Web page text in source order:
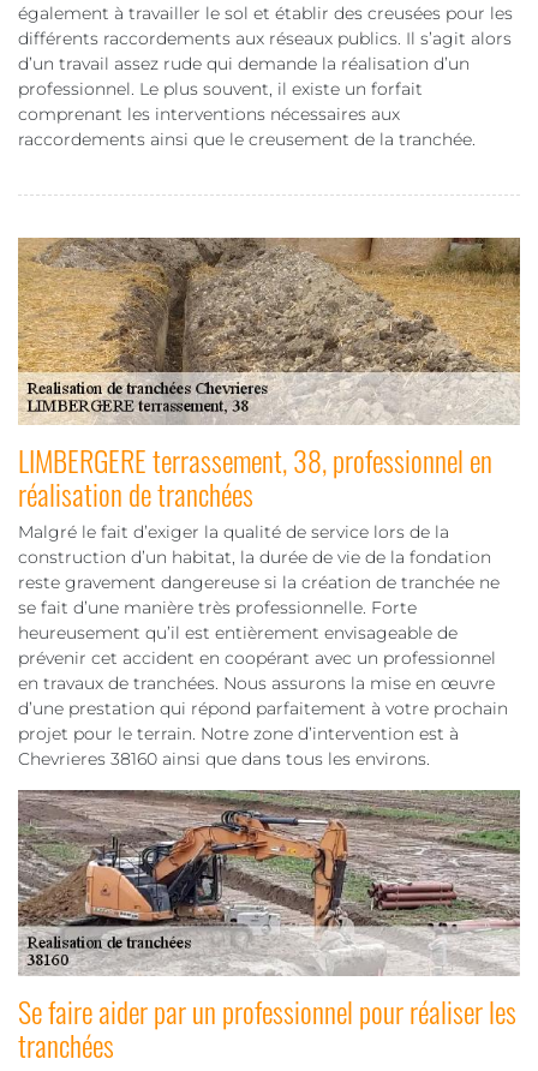
également à travailler le sol et établir des creusées pour les
différents raccordements aux réseaux publics. Il s’agit alors
d’un travail assez rude qui demande la réalisation d’un
professionnel. Le plus souvent, il existe un forfait
comprenant les interventions nécessaires aux
raccordements ainsi que le creusement de la tranchée.
LIMBERGERE terrassement, 38, professionnel en
réalisation de tranchées
Malgré le fait d’exiger la qualité de service lors de la
construction d’un habitat, la durée de vie de la fondation
reste gravement dangereuse si la création de tranchée ne
se fait d’une manière très professionnelle. Forte
heureusement qu’il est entièrement envisageable de
prévenir cet accident en coopérant avec un professionnel
en travaux de tranchées. Nous assurons la mise en œuvre
d’une prestation qui répond parfaitement à votre prochain
projet pour le terrain. Notre zone d’intervention est à
Chevrieres 38160 ainsi que dans tous les environs.
Se faire aider par un professionnel pour réaliser les
tranchées